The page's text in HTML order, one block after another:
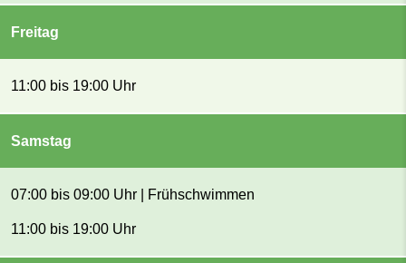
Freitag
11:00 bis 19:00 Uhr
Samstag
07:00 bis 09:00 Uhr | Frühschwimmen
11:00 bis 19:00 Uhr